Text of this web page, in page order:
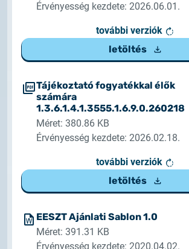
Érvényesség kezdete: 2026.06.01.
további verziók
letöltés
Tájékoztató fogyatékkal élők
számára
1.3.6.1.4.1.3555.1.6.9.0.260218
Méret: 380.86 KB
Érvényesség kezdete: 2026.02.18.
további verziók
letöltés
EESZT Ajánlati Sablon 1.0
Méret: 391.31 KB
Érvényesség kezdete: 2020.04.02.